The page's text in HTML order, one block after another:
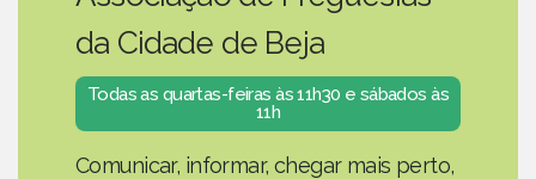
da Cidade de Beja
Todas as quartas-feiras às 11h30 e sábados às
11h
Comunicar, informar, chegar mais perto,